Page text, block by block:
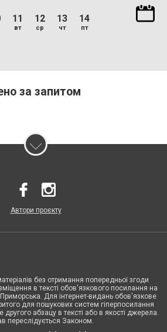
11
вт
12
ср
13
чт
14
пт
за запитом
Автори проєкту
без отримання попередньої згоди
в тексті обов'язкового посилання на
Для інтернет-видань обов'язкове
для пошукових систем гіперпосилання
другого абзацу в тексті або в якості джерела.
переслідується Законом.